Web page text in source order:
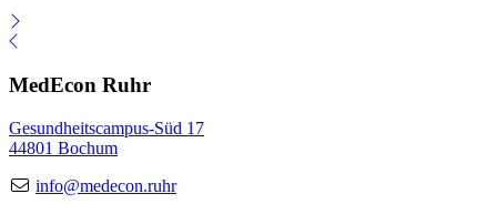
MedEcon Ruhr
Gesundheitscampus-Süd 17
44801 Bochum
info@medecon.ruhr